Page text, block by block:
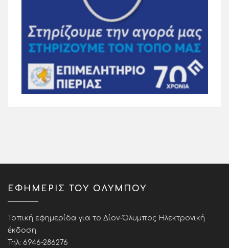
ΕΦΗΜΕΡΙΣ ΤΟΥ ΟΛΥΜΠΟΥ
Τοπική εφημερίδα για το Δίον-Όλυμπος Ηλεκτρονική
έκδοση
Τηλ: 6946-286276